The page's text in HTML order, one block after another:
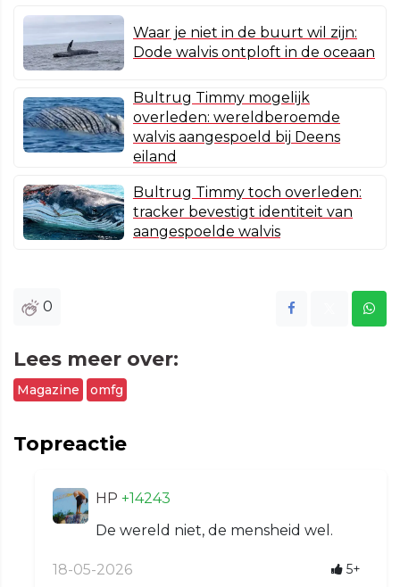
Waar je niet in de buurt wil zijn:
Dode walvis ontploft in de oceaan
Bultrug Timmy mogelijk
overleden: wereldberoemde
walvis aangespoeld bij Deens
eiland
Bultrug Timmy toch overleden:
tracker bevestigt identiteit van
aangespoelde walvis
0
Lees meer over:
Magazine omfg
Topreactie
HP +14243
De wereld niet, de mensheid wel.
18-05-2026 5+